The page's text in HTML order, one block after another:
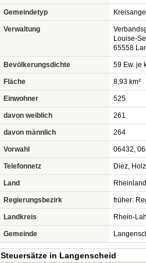
Gemeindetyp
Verwaltung
Louise-
65558
Bevölkerungsdichte 59 Ew. je
Fläche 8,93 km²
Einwohner 525
davon weiblich 261
davon männlich 264
Vorwahl 06432,
Telefonnetz Diez,
Land
Regierungsbezirk früher:
Landkreis Rhein-
Gemeinde
Steuersätze in Langenscheid